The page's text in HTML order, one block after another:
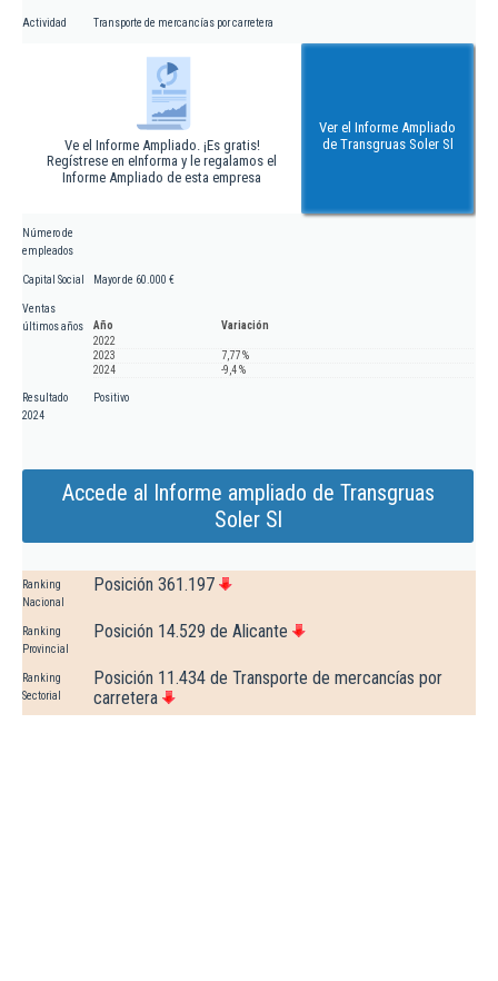
Actividad Transporte de mercancías por carretera
Ve el Informe Ampliado. ¡Es gratis!
Regístrese en eInforma y le regalamos el
Informe Ampliado de esta empresa
Ver el Informe Ampliado
de Transgruas Soler Sl
Número de
empleados
Capital Social Mayor de 60.000 €
Ventas
últimos años
Año
Variación
2022
2023
7,77 %
2024
-9,4 %
Resultado
2024
Positivo
Accede al Informe ampliado de Transgruas
Soler Sl
Ranking
Nacional
Posición 361.197
Ranking
Provincial
Posición 14.529 de Alicante
Ranking
Sectorial
Posición 11.434 de Transporte de mercancías por
carretera